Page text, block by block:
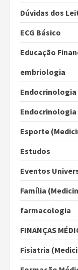
Dúvidas dos
ECG Básico
Educação
embriologia
Endocrinologia
Endocrinologia
Esporte
Estudos
Eventos
Família
farmacologia
FINANÇAS
Fisiatria